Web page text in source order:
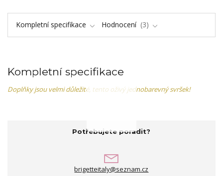
Kompletní specifikace Hodnocení 3
Kompletní specifikace
Doplňky jsou velmi důležité, tento oživý jednobarevný svršek!
Potřebujete poradit?
brigetteitaly@seznam.cz